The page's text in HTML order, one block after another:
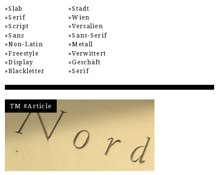
Slab
Serif
Script
Sans
Non-Latin
Freestyle
Display
Blackletter
Stadt
Wien
Versalien
Sans-Serif
Metall
Verwittert
Geschäft
Serif
TM #Article